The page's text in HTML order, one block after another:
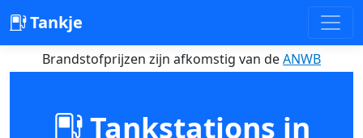
Tankje
Brandstofprijzen zijn afkomstig van deANWB
Tankstations in